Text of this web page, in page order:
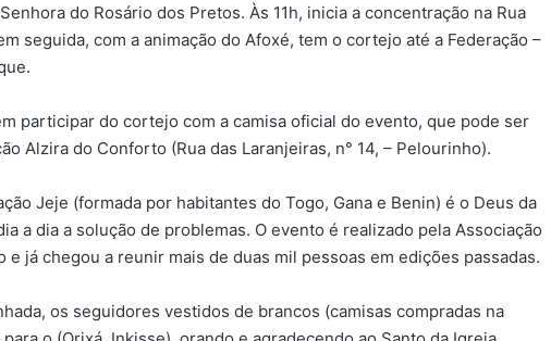
do Rosário dos Pretos. Às 11h, inicia a concentração na Rua
seguida, com a animação do Afoxé, tem o cortejo até a Federação –
participar do cortejo com a camisa oficial do evento, que pode ser
Alzira do Conforto (Rua das Laranjeiras, n° 14, – Pelourinho).
Jeje (formada por habitantes do Togo, Gana e Benin) é o Deus da
a dia a solução de problemas. O evento é realizado pela Associação
já chegou a reunir mais de duas mil pessoas em edições passadas.
os seguidores vestidos de brancos (camisas compradas na